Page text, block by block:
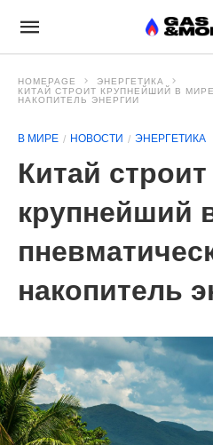
HOMEPAGE
ЭНЕРГЕТИКА
КИТАЙ СТРОИТ КРУПНЕЙШИЙ В
НАКОПИТЕЛЬ ЭНЕРГИИ
В МИРЕ НОВОСТИ ЭНЕРГЕТИКА
Китай строит
крупнейший
накопитель